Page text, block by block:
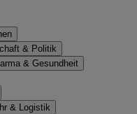
& Politik
& Gesundheit
& Logistik